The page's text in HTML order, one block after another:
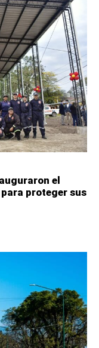
el
proteger sus